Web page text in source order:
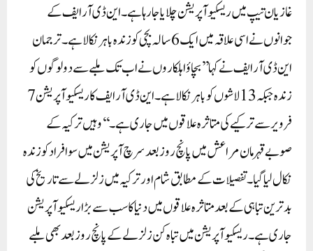
غازیان تیپ میں ریسکیو آپریشن چلایا جا رہا ہے۔ این ڈی آر ایف کے
جوانوں نے اسی علاقہ میں ایک 6 سالہ بچی کو زندہ باہر نکالا ہے۔ ترجمان
این ڈی آر ایف نے کہا ’’بچاؤ اہلکاروں نے اب تک ملبے سے دو لوگوں کو
زندہ جبکہ 13 لاشوں کو باہر نکالا ہے۔ این ڈی آر ایف کا ریسکیو آپریشن 7
فرویر سے ترکیے کی متاثرہ علاقوں میں جاری ہے۔‘‘ وہیں ترکیہ کے
صوبے قہرمان مراعش میں پانچ روز بعد سرچ آپریشن میں سو افراد کو زندہ
نکال لیا گیا۔تفصیلات کے مطابق شام اور ترکیہ میں زلزلے سے تاریخ کی
بدترین تباہی کے بعد متاثرہ علاقوں میں دنیا کا سب سے بڑا ریسکیو آپریشن
جاری ہے ۔ریسکیو آپریشن میں تباہ کن زلزلے کے پانچ روز بعد بھی ملبے